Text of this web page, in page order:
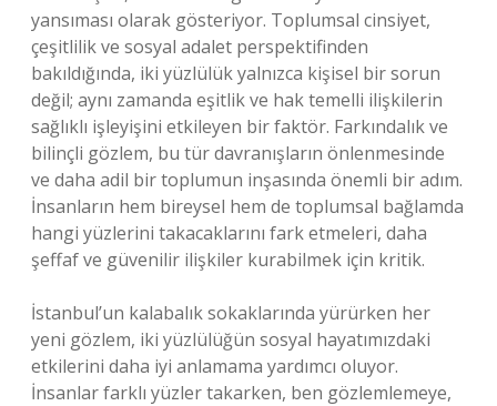
yansıması olarak gösteriyor. Toplumsal cinsiyet,
çeşitlilik ve sosyal adalet perspektifinden
bakıldığında, iki yüzlülük yalnızca kişisel bir sorun
değil; aynı zamanda eşitlik ve hak temelli ilişkilerin
sağlıklı işleyişini etkileyen bir faktör. Farkındalık ve
bilinçli gözlem, bu tür davranışların önlenmesinde
ve daha adil bir toplumun inşasında önemli bir adım.
İnsanların hem bireysel hem de toplumsal bağlamda
hangi yüzlerini takacaklarını fark etmeleri, daha
şeffaf ve güvenilir ilişkiler kurabilmek için kritik.
İstanbul’un kalabalık sokaklarında yürürken her
yeni gözlem, iki yüzlülüğün sosyal hayatımızdaki
etkilerini daha iyi anlamama yardımcı oluyor.
İnsanlar farklı yüzler takarken, ben gözlemlemeye,